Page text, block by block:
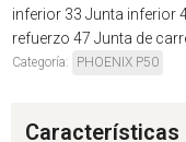
inferior 33 Junta inferior
refuerzo 47 Junta de
Categoría: PHOENIX P50
Características